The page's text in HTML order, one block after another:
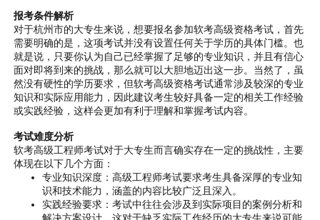
报考条件解析
对于杭州市的大专生来说，想要报名参加软考高级资格考试，首先
需要明确的是，这项考试并没有设置任何关于学历的具体门槛。也
就是说，只要你认为自己已经掌握了足够的专业知识，并且有信心
面对即将到来的挑战，那么就可以大胆地迈出这一步。当然了，虽
然没有硬性的学历要求，但软考高级资格考试通常涉及较深的专业
知识和实际应用能力，因此建议考生较好具备一定的相关工作经验
或实践经验，这样会更加有利于理解和掌握考试内容。
考试难度分析
软考高级工程师考试对于大专生而言确实存在一定的挑战性，主要
体现在以下几个方面：
专业知识深度：高级工程师考试要求考生具备深厚的专业知
识和技术能力，涵盖的内容比较广泛且深入。
实践经验要求：考试中往往会涉及到实际项目的案例分析和